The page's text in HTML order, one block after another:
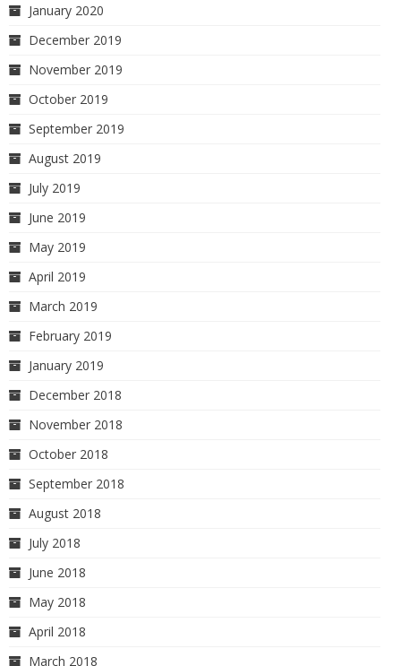
January 2020
December 2019
November 2019
October 2019
September 2019
August 2019
July 2019
June 2019
May 2019
April 2019
March 2019
February 2019
January 2019
December 2018
November 2018
October 2018
September 2018
August 2018
July 2018
June 2018
May 2018
April 2018
March 2018